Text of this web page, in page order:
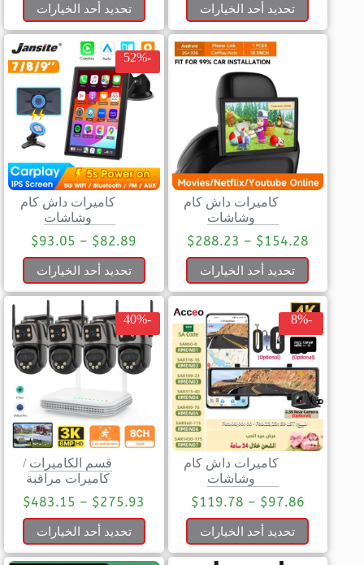
تحديد أحد الخيارات
تحديد أحد الخيارات
كاميرات داش كام
وشاشات
$154.28
–
$288.23
تحديد أحد الخيارات
-52%
كاميرات داش كام
وشاشات
$82.89
–
$93.05
تحديد أحد الخيارات
-8%
كاميرات داش كام
وشاشات
$97.86
–
$119.78
تحديد أحد الخيارات
-40%
قسم الكاميرات /
كاميرات مراقبة
$275.93
–
$483.15
تحديد أحد الخيارات